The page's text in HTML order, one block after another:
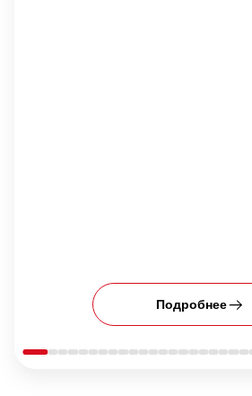
Подробнее